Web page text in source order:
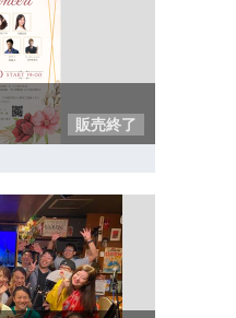
販売終了